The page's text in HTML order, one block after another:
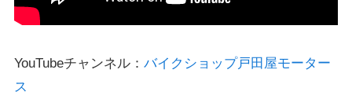
YouTubeチャンネル： バイクショップ戸田屋モーター
ス